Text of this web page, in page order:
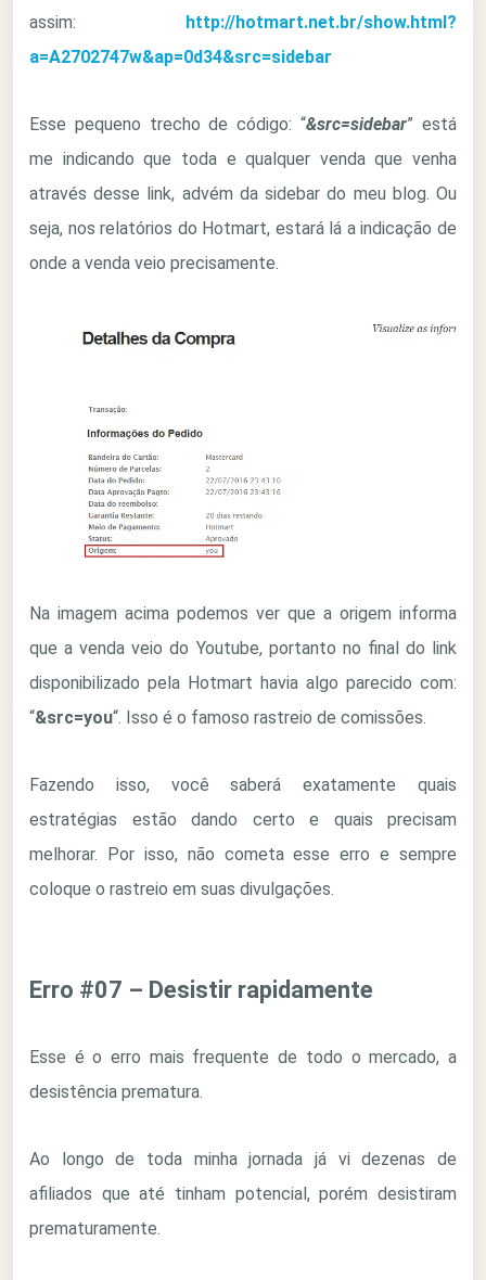
assim:
http://hotmart.net.br/show.html?
a=A2702747w&ap=0d34&src=sidebar
Esse pequeno trecho de código: “&src=sidebar” está
me indicando que toda e qualquer venda que venha
através desse link, advém da sidebar do meu blog. Ou
seja, nos relatórios do Hotmart, estará lá a indicação de
onde a venda veio precisamente.
Na imagem acima podemos ver que a origem informa
que a venda veio do Youtube, portanto no final do link
disponibilizado pela Hotmart havia algo parecido com:
“&src=you“. Isso é o famoso rastreio de comissões.
Fazendo isso, você saberá exatamente quais
estratégias estão dando certo e quais precisam
melhorar. Por isso, não cometa esse erro e sempre
coloque o rastreio em suas divulgações.
Erro #07 – Desistir rapidamente
Esse é o erro mais frequente de todo o mercado, a
desistência prematura.
Ao longo de toda minha jornada já vi dezenas de
afiliados que até tinham potencial, porém desistiram
prematuramente.